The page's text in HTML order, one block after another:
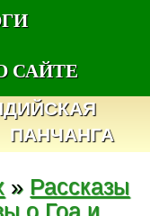
САЙТЕ
ПАНЧАНГА
» Рассказы
о Гоа и